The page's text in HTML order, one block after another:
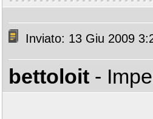
Inviato: 13 Giu 2009
bettoloit -